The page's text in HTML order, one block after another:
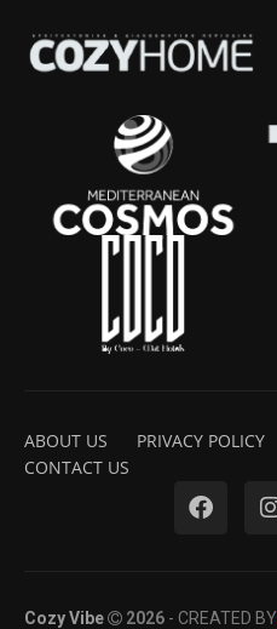
ABOUT US PRIVACY POLICY
CONTACT US
Cozy Vibe 2026 - CREATED BY